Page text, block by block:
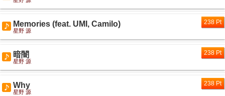
Memories (feat. UMI, Camilo)
星野 源
238 Pt
暗闇
星野 源
238 Pt
Why
星野 源
238 Pt